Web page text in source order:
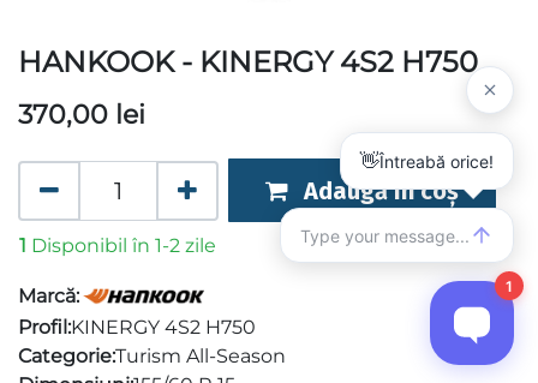
HANKOOK - KINERGY 4S2 H750
370,00 lei
Adaugă în coș
1 Disponibil în 1-2 zile
Marcă:
Profil:KINERGY 4S2 H750
Categorie:Turism All-Season